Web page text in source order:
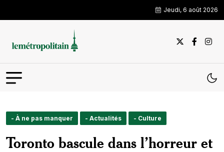
Jeudi, 6 août 2026
- À ne pas manquer - Actualités - Culture
Toronto bascule dans l’horreur et